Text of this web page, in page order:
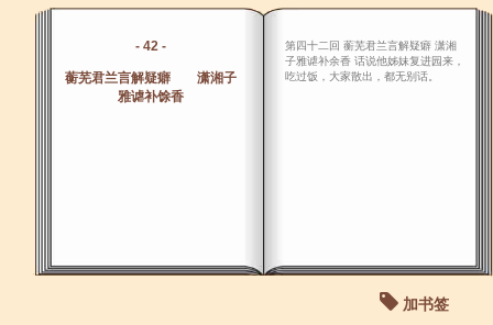
- 42 -
蘅芜君兰言解疑癖 潇湘子
雅谑补馀香
第四十二回 蘅芜君兰言解疑癖 潇湘
子雅谑补余香 话说他姊妹复进园来，
吃过饭，大家散出，都无别话。
加书签